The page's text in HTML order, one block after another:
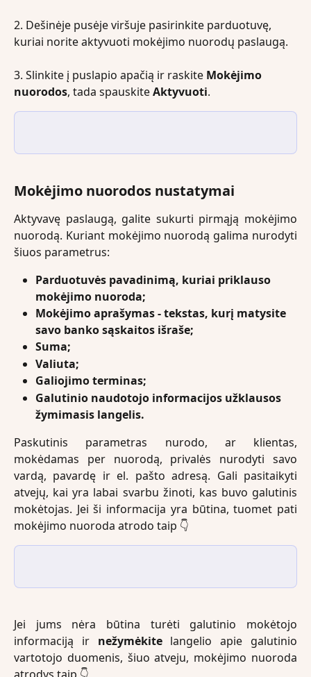
2. Dešinėje pusėje viršuje pasirinkite parduotuvę,
kuriai norite aktyvuoti mokėjimo nuorodų paslaugą.
3. Slinkite į puslapio apačią ir raskite Mokėjimo
nuorodos, tada spauskite Aktyvuoti.
Mokėjimo nuorodos nustatymai
Aktyvavę paslaugą, galite sukurti pirmąją mokėjimo
nuorodą. Kuriant mokėjimo nuorodą galima nurodyti
šiuos parametrus:
Parduotuvės pavadinimą, kuriai priklauso
mokėjimo nuoroda;
Mokėjimo aprašymas - tekstas, kurį matysite
savo banko sąskaitos išraše;
Suma;
Valiuta;
Galiojimo terminas;
Galutinio naudotojo informacijos užklausos
žymimasis langelis.
Paskutinis parametras nurodo, ar klientas,
mokėdamas per nuorodą, privalės nurodyti savo
vardą, pavardę ir el. pašto adresą. Gali pasitaikyti
atvejų, kai yra labai svarbu žinoti, kas buvo galutinis
mokėtojas. Jei ši informacija yra būtina, tuomet pati
mokėjimo nuoroda atrodo taip 👇
Jei jums nėra būtina turėti galutinio mokėtojo
informaciją ir nežymėkitelangelio apie galutinio
vartotojo duomenis, šiuo atveju, mokėjimo nuoroda